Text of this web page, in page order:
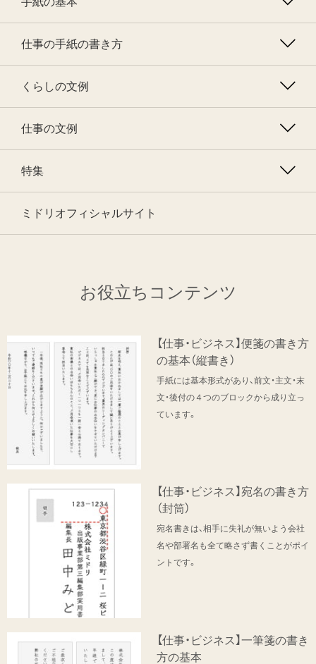
仕事の手紙の書き方
くらしの文例
仕事の文例
特集
ミドリオフィシャルサイト
お役立ちコンテンツ
【仕事・ビジネス】便箋の書き方
の基本（縦書き）
手紙には基本形式があり、前文・主文・末
文・後付の４つのブロックから成り立っ
ています。
【仕事・ビジネス】宛名の書き方
（封筒）
宛名書きは、相手に失礼が無いよう会社
名や部署名も全て略さず書くことがポイ
ントです。
【仕事・ビジネス】一筆箋の書き
方の基本